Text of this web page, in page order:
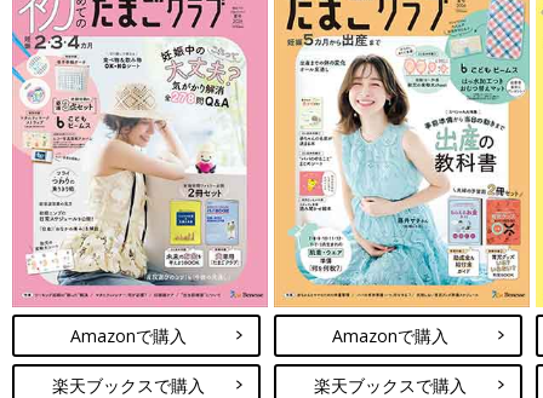
Amazonで購入
楽天ブックスで購入
Amazonで購入
楽天ブックスで購入